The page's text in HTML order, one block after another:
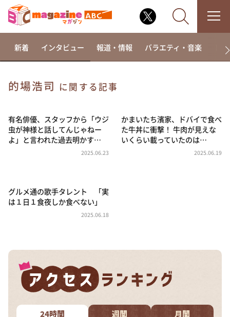
相席食堂
これ余談なんですけど・・・
～人生密着トークバラエティ！～ やすとものいたっ
news おかえり
河合＆A.B.C-Z塚田×福井アナ「なんでやねん！？」
（news おかえり）
本日はダイアンなり！シーズン２
朝だ！生です旅サラダ
教えて！ニュースライブ 正義のミカタ
ＬＩＦＥ～夢のカタチ～
新着 インタビュー 報道・情報 バラエティ・音楽 ド
的場浩司 に関する記事
有名俳優、スタッフから「ウジ
虫が神様と話してんじゃねー
よ」と言われた過去明かす…
2025.06.23
かまいたち濱家、ドバイで食べ
た牛丼に衝撃！ 牛肉が見えな
いくらい載っていたのは…
2025.06.19
グルメ通の歌手タレント 「実
は１日１食夜しか食べない」
2025.06.18
24時間 週間 月間